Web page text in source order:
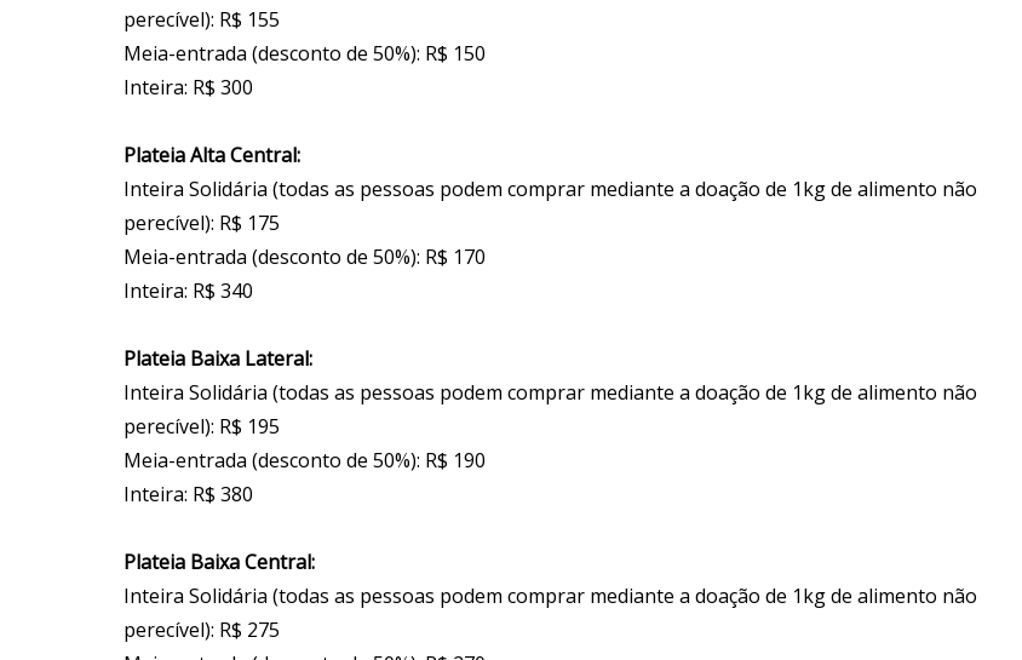
perecível): R$ 155
Meia-entrada (desconto de 50%): R$ 150
Inteira: R$ 300
Plateia Alta Central:
Inteira Solidária (todas as pessoas podem comprar mediante a doação de 1kg de alimento não
perecível): R$ 175
Meia-entrada (desconto de 50%): R$ 170
Inteira: R$ 340
Plateia Baixa Lateral:
Inteira Solidária (todas as pessoas podem comprar mediante a doação de 1kg de alimento não
perecível): R$ 195
Meia-entrada (desconto de 50%): R$ 190
Inteira: R$ 380
Plateia Baixa Central:
Inteira Solidária (todas as pessoas podem comprar mediante a doação de 1kg de alimento não
perecível): R$ 275